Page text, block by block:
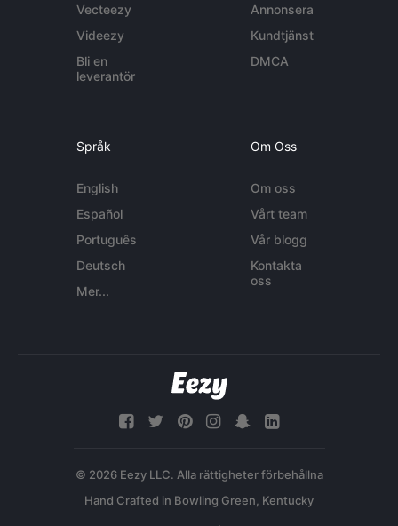
Vecteezy
Videezy
Bli en
leverantör
Annonsera
Kundtjänst
DMCA
Språk
English
Español
Português
Deutsch
Mer...
Om Oss
Om oss
Vårt team
Vår blogg
Kontakta
oss
© 2026 Eezy LLC. Alla rättigheter förbehållna